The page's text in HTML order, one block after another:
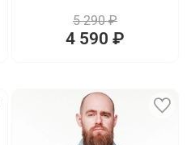
5 290 ₽
4 590 ₽